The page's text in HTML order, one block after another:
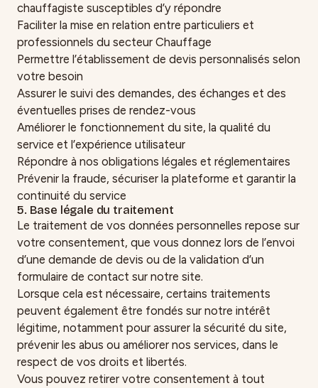
chauffagiste susceptibles d’y répondre
Faciliter la mise en relation entre particuliers et
professionnels du secteur Chauffage
Permettre l’établissement de devis personnalisés selon
votre besoin
Assurer le suivi des demandes, des échanges et des
éventuelles prises de rendez-vous
Améliorer le fonctionnement du site, la qualité du
service et l’expérience utilisateur
Répondre à nos obligations légales et réglementaires
Prévenir la fraude, sécuriser la plateforme et garantir la
continuité du service
5. Base légale du traitement
Le traitement de vos données personnelles repose sur
votre consentement, que vous donnez lors de l’envoi
d’une demande de devis ou de la validation d’un
formulaire de contact sur notre site.
Lorsque cela est nécessaire, certains traitements
peuvent également être fondés sur notre intérêt
légitime, notamment pour assurer la sécurité du site,
prévenir les abus ou améliorer nos services, dans le
respect de vos droits et libertés.
Vous pouvez retirer votre consentement à tout